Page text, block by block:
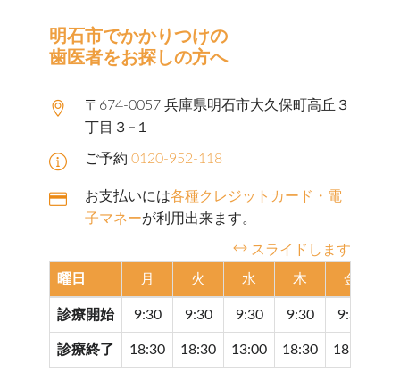
明石市でかかりつけの
歯医者をお探しの方へ
〒674-0057 兵庫県明石市大久保町高丘３
丁目３−１
ご予約 0120-952-118
お支払いには各種クレジットカード・電
子マネーが利用出来ます。
スライドします
曜日 月 火 水 木 金
診療開始 9:30 9:30 9:30 9:30 9:30
診療終了 18:30 18:30 13:00 18:30 18:30